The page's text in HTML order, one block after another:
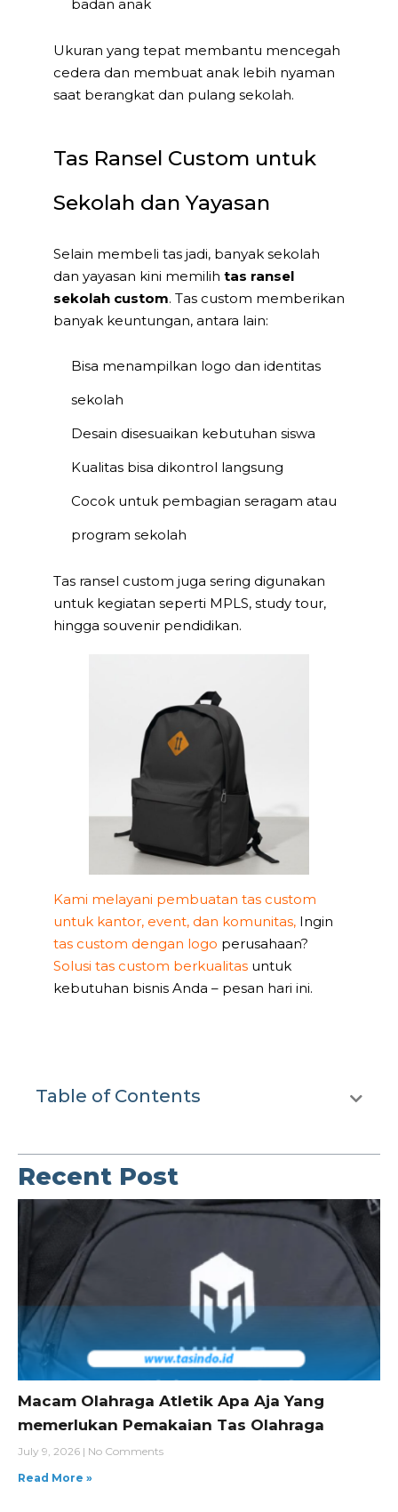
badan anak
Ukuran yang tepat membantu mencegah
cedera dan membuat anak lebih nyaman
saat berangkat dan pulang sekolah.
Tas Ransel Custom untuk
Sekolah dan Yayasan
Selain membeli tas jadi, banyak sekolah
dan yayasan kini memilih tas ransel
sekolah custom. Tas custom memberikan
banyak keuntungan, antara lain:
Bisa menampilkan logo dan identitas
sekolah
Desain disesuaikan kebutuhan siswa
Kualitas bisa dikontrol langsung
Cocok untuk pembagian seragam atau
program sekolah
Tas ransel custom juga sering digunakan
untuk kegiatan seperti MPLS, study tour,
hingga souvenir pendidikan.
Kami melayani pembuatan tas custom
untuk kantor, event, dan komunitas, Ingin
tas custom dengan logo perusahaan?
Solusi tas custom berkualitas untuk
kebutuhan bisnis Anda – pesan hari ini.
Table of Contents
Recent Post
Macam Olahraga Atletik Apa Aja Yang
memerlukan Pemakaian Tas Olahraga
July 9, 2026
No Comments
Read More »